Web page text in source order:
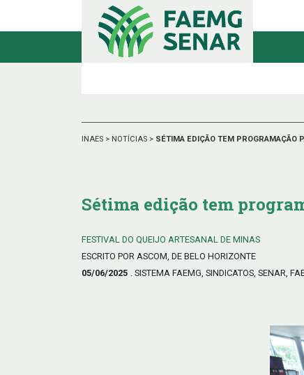
INAES > NOTÍCIAS > SÉTIMA EDIÇÃO TEM PROGRAMAÇÃO
Sétima edição tem
FESTIVAL DO QUEIJO ARTESANAL DE MINAS
ESCRITO POR ASCOM, DE BELO HORIZONTE
05/06/2025 . SISTEMA FAEMG, SINDICATOS, SENAR,